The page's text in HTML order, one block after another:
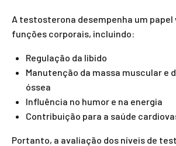
A testosterona desempenha um
funções corporais, incluindo:
Regulação da libido
Manutenção da massa muscular e
óssea
Influência no humor e na energia
Contribuição para a saúde
Portanto, a avaliação dos níveis de